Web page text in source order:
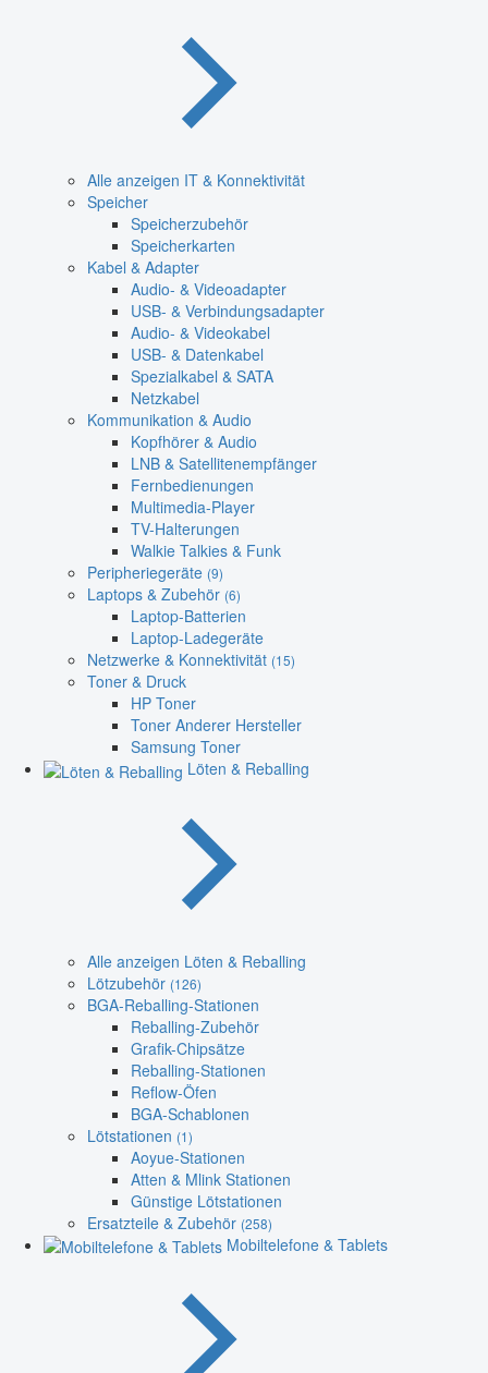
Alle anzeigen IT & Konnektivität
Speicher
Speicherzubehör
Speicherkarten
Kabel & Adapter
Audio- & Videoadapter
USB- & Verbindungsadapter
Audio- & Videokabel
USB- & Datenkabel
Spezialkabel & SATA
Netzkabel
Kommunikation & Audio
Kopfhörer & Audio
LNB & Satellitenempfänger
Fernbedienungen
Multimedia-Player
TV-Halterungen
Walkie Talkies & Funk
Peripheriegeräte (9)
Laptops & Zubehör (6)
Laptop-Batterien
Laptop-Ladegeräte
Netzwerke & Konnektivität (15)
Toner & Druck
HP Toner
Toner Anderer Hersteller
Samsung Toner
Löten & Reballing
Alle anzeigen Löten & Reballing
Lötzubehör (126)
BGA-Reballing-Stationen
Reballing-Zubehör
Grafik-Chipsätze
Reballing-Stationen
Reflow-Öfen
BGA-Schablonen
Lötstationen (1)
Aoyue-Stationen
Atten & Mlink Stationen
Günstige Lötstationen
Ersatzteile & Zubehör (258)
Mobiltelefone & Tablets